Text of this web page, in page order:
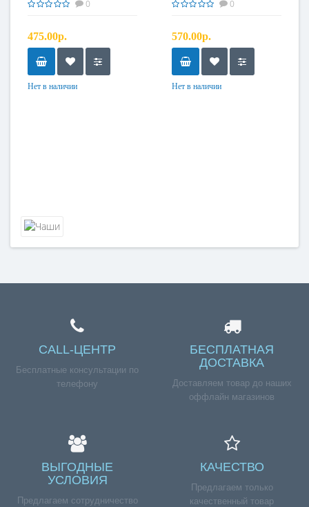
0
475.00р.
Нет в наличии
0
570.00р.
Нет в наличии
CALL-ЦЕНТР
Бесплатные консультации по
телефону
БЕСПЛАТНАЯ
ДОСТАВКА
Доставляем товар до наших
оффлайн магазинов
ВЫГОДНЫЕ
УСЛОВИЯ
Предлагаем сотрудничество
КАЧЕСТВО
Предлагаем только
качественный товар